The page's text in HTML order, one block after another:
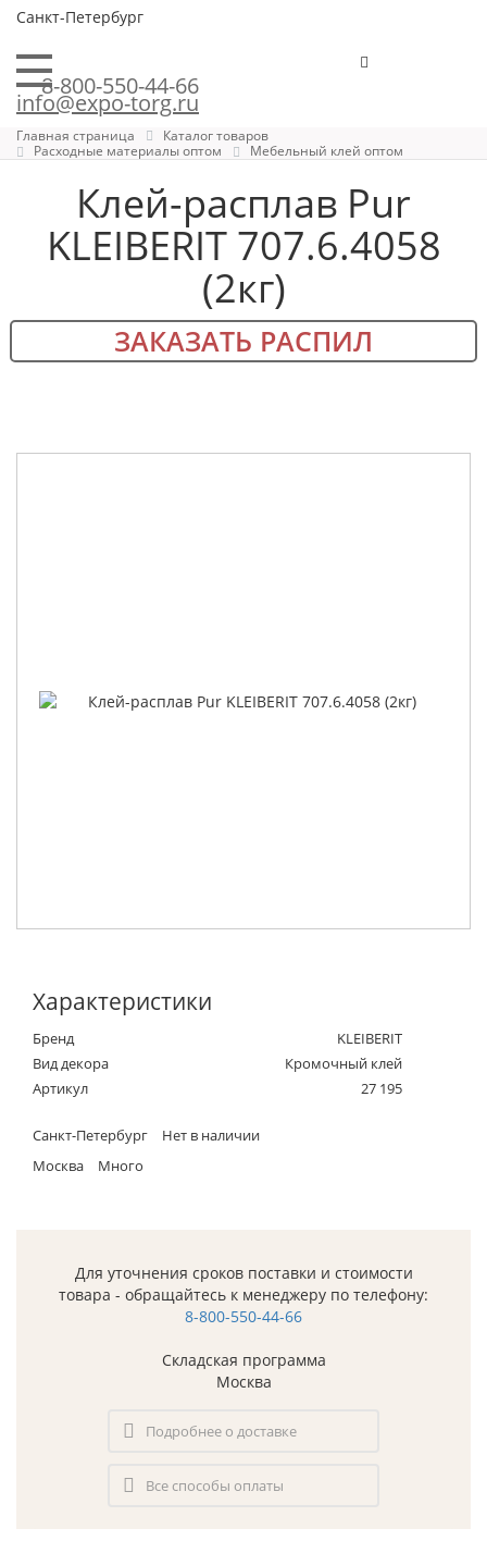
Санкт-Петербург
8-800-550-44-66
info@expo-torg.ru
Главная страница
Каталог товаров
Расходные материалы оптом
Мебельный клей оптом
Клей-расплав Pur
KLEIBERIT 707.6.4058
(2кг)
ЗАКАЗАТЬ РАСПИЛ
Характеристики
Бренд
KLEIBERIT
Вид декора
Кромочный клей
Артикул
27 195
Санкт-Петербург
Нет в наличии
Москва
Много
Для уточнения сроков поставки и стоимости
товара - обращайтесь к менеджеру по телефону:
8-800-550-44-66
Складская программа
Москва
Подробнее о доставке
Все способы оплаты